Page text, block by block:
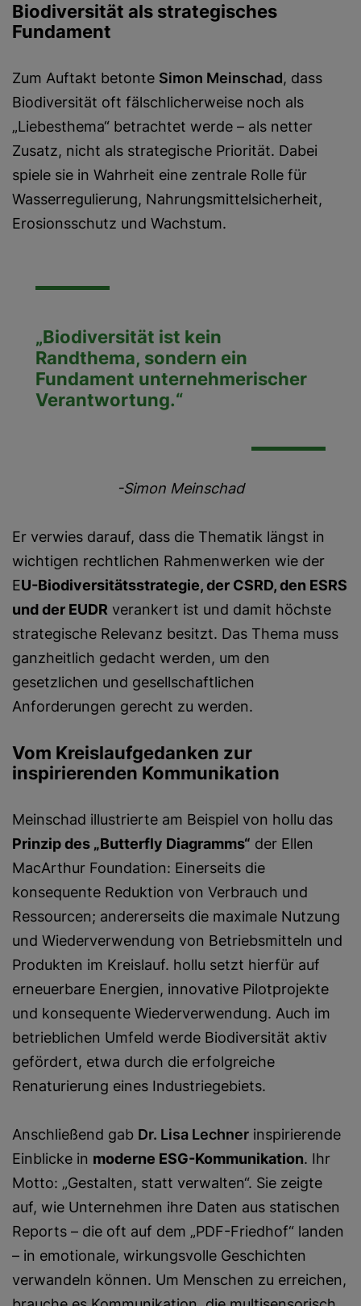
Biodiversität als strategisches
Fundament
Zum Auftakt betonte Simon Meinschad, dass
Biodiversität oft fälschlicherweise noch als
„Liebesthema“ betrachtet werde – als netter
Zusatz, nicht als strategische Priorität. Dabei
spiele sie in Wahrheit eine zentrale Rolle für
Wasserregulierung, Nahrungsmittelsicherheit,
Erosionsschutz und Wachstum.
„Biodiversität ist kein
Randthema, sondern ein
Fundament unternehmerischer
Verantwortung.“
-Simon Meinschad
Er verwies darauf, dass die Thematik längst in
wichtigen rechtlichen Rahmenwerken wie der
EU-Biodiversitätsstrategie, der CSRD, den ESRS
und der EUDR verankert ist und damit höchste
strategische Relevanz besitzt. Das Thema muss
ganzheitlich gedacht werden, um den
gesetzlichen und gesellschaftlichen
Anforderungen gerecht zu werden.
Vom Kreislaufgedanken zur
inspirierenden Kommunikation
Meinschad illustrierte am Beispiel von hollu das
Prinzip des „Butterfly Diagramms“ der Ellen
MacArthur Foundation: Einerseits die
konsequente Reduktion von Verbrauch und
Ressourcen; andererseits die maximale Nutzung
und Wiederverwendung von Betriebsmitteln und
Produkten im Kreislauf. hollu setzt hierfür auf
erneuerbare Energien, innovative Pilotprojekte
und konsequente Wiederverwendung. Auch im
betrieblichen Umfeld werde Biodiversität aktiv
gefördert, etwa durch die erfolgreiche
Renaturierung eines Industriegebiets.
Anschließend gab Dr. Lisa Lechner inspirierende
Einblicke in moderne ESG-Kommunikation. Ihr
Motto: „Gestalten, statt verwalten“. Sie zeigte
auf, wie Unternehmen ihre Daten aus statischen
Reports – die oft auf dem „PDF-Friedhof“ landen
– in emotionale, wirkungsvolle Geschichten
verwandeln können. Um Menschen zu erreichen,